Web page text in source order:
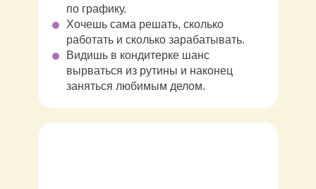
по графику.
Хочешь сама решать, сколько
работать и сколько зарабатывать.
Видишь в кондитерке шанс
вырваться из рутины и наконец
заняться любимым делом.